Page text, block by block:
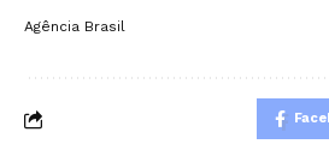
Agência Brasil